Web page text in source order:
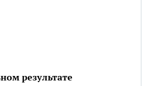
результате